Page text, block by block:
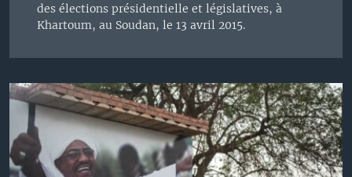
des élections présidentielle et législatives, à
Khartoum, au Soudan, le 13 avril 2015.